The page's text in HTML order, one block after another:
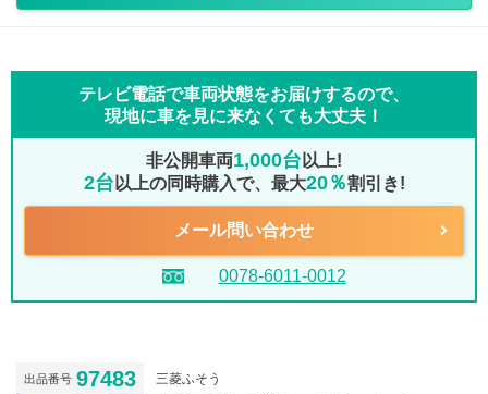
テレビ電話で車両状態をお届けするので、
現地に車を見に来なくても大丈夫！
非公開車両1,000台 以上!
2台 以上の同時購入で、最大20％割引き!
メール問い合わせ
0078-6011-0012
出品番号 97483 三菱ふそう